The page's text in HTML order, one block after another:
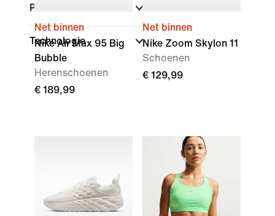
Pasvorm
Technologie
Net binnen
Nike Air Max 95 Big
Bubble
Herenschoenen
€ 189,99
Net binnen
Nike Zoom Skylon 11
Schoenen
€ 129,99